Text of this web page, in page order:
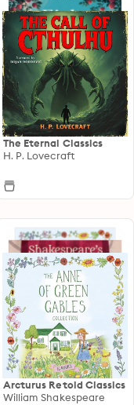
The Eternal Classics
H. P. Lovecraft
Arcturus Retold Classics
William Shakespeare